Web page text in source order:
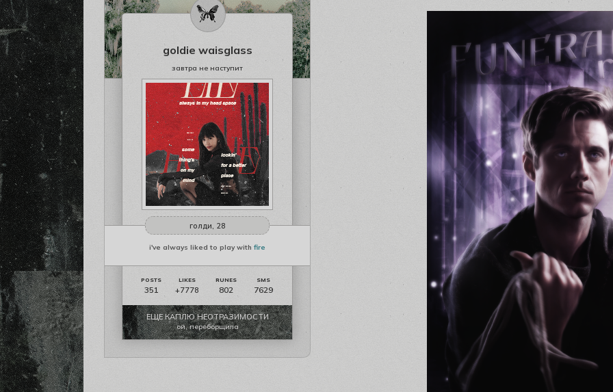
goldie waisglass
завтра не наступит
голди, 28
i've always liked to play with fire
351 +7778 802 7629
ЕЩЕ КАПЛЮ НЕОТРАЗИМОСТИ
ой, переборщила